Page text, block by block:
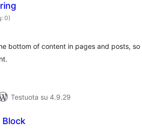
0)
bottom of content in pages and posts, so
Testuota su 4.9.29
Block